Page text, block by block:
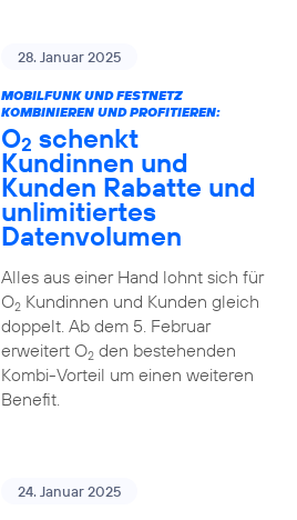
28. Januar 2025
MOBILFUNK UND FESTNETZ
KOMBINIEREN UND PROFITIEREN:
O2 schenkt
Kundinnen und
Kunden Rabatte und
unlimitiertes
Datenvolumen
Alles aus einer Hand lohnt sich für
O2Kundinnen und Kunden gleich
doppelt. Ab dem 5. Februar
erweitert O2den bestehenden
Kombi-Vorteil um einen weiteren
Benefit.
24. Januar 2025